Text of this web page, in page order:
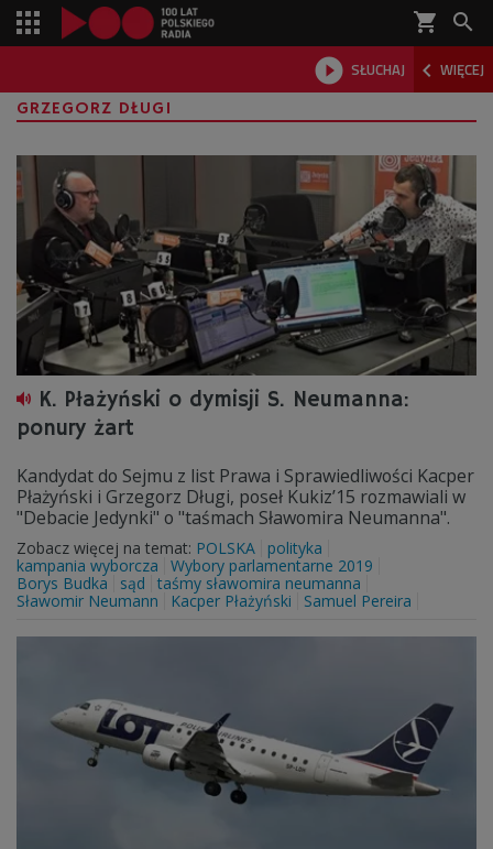
shopping_cart 
 SŁUCHAJ  WIĘCEJ

GRZEGORZ DŁUGI
K. Płażyński o dymisji S. Neumanna:
ponury żart
Kandydat do Sejmu z list Prawa i Sprawiedliwości Kacper
Płażyński i Grzegorz Długi, poseł Kukiz’15 rozmawiali w
"Debacie Jedynki" o "taśmach Sławomira Neumanna".
Zobacz więcej na temat: POLSKA
polityka
kampania wyborcza
Wybory parlamentarne 2019
Borys Budka
sąd
taśmy sławomira neumanna
Sławomir Neumann
Kacper Płażyński Samuel Pereira